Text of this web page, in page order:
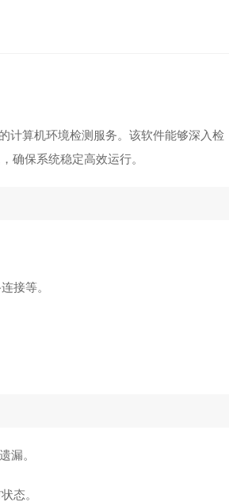
计算机环境检测服务。该软件能够深入检
确保系统稳定高效运行。
接等。
漏。
态。